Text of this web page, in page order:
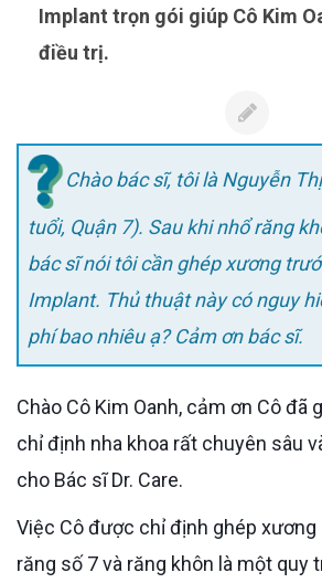
Implant trọn gói giúp Cô Kim
điều trị.
Chào bác sĩ, tôi là Nguyễn
tuổi, Quận 7). Sau khi nhổ răng
bác sĩ nói tôi cần ghép xương
Implant. Thủ thuật này có nguy
phí bao nhiêu ạ? Cảm ơn bác sĩ.
Chào Cô Kim Oanh, cảm ơn Cô đã gửi câu hỏi về một
chỉ định nha khoa rất chuyên sâu
cho Bác sĩ Dr. Care.
Việc Cô được chỉ định ghép xương sau khi nhổ bỏ
răng số 7 và răng khôn là một quy